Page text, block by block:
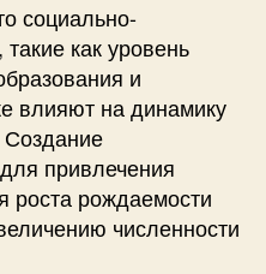
социально-
как уровень
и
влияют на динамику
Создание
привлечения
роста рождаемости
численности